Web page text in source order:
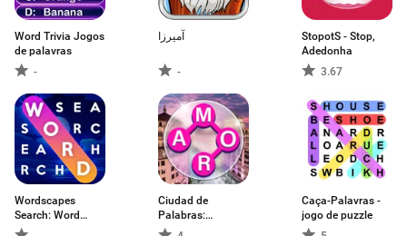
Word Trivia Jogos
de palavras
-
آمیرزا
-
StopotS - Stop,
Adedonha
3.67
Wordscapes
Search: Word
Games
Ciudad de
Palabras:
Crucigrama
Caça-Palavras -
jogo de puzzle